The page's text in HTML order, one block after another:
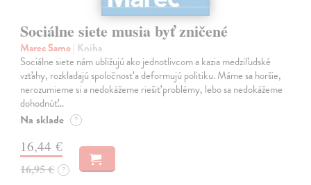
Sociálne siete musia byť zničené
Marec Samo| Kniha
Sociálne siete nám ubližujú ako jednotlivcom a kazia medziľudské
vzťahy, rozkladajú spoločnosť a deformujú politiku. Máme sa horšie,
nerozumieme si a nedokážeme riešiť problémy, lebo sa nedokážeme
dohodnúť…
Na sklade ?
16,44 €
16,95 € ?